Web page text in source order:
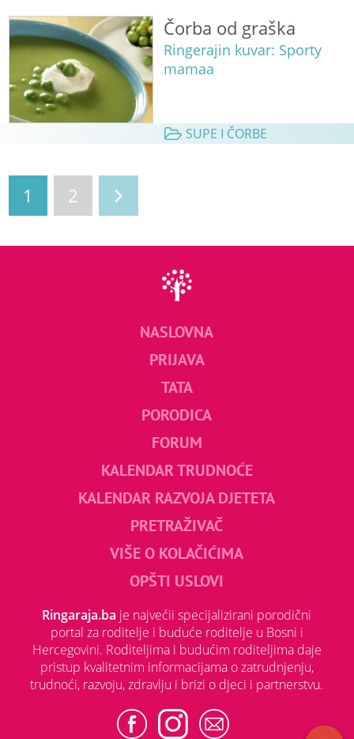
Čorba od graška
Ringerajin kuvar: Sporty
mamaa
SUPE I ČORBE
1 2
NASLOVNA
PRIJAVA
TATA
PORODICA
FORUM
KALENDAR TRUDNOĆE
KALENDAR RAZVOJA DJETETA
PRETRAŽIVAČ
VIŠE O KOLAČIĆIMA
OPŠTI USLOVI
Ringaraja.ba je najvećii specijalizirani porodični
portal za roditelje i buduće roditelje u Bosni i
Hercegovini. Roditeljima i budućim roditeljima daje
pristup kvalitetnim informacijama o zatrudnjenju,
trudnoći, razvoju, zdravlju i brizi o djeci i partnerstvu.